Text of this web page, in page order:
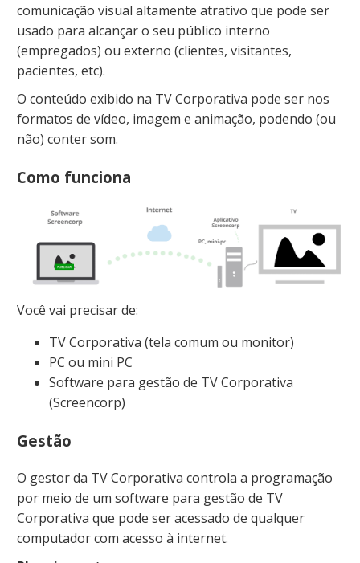
comunicação visual altamente atrativo que pode ser
usado para alcançar o seu público interno
(empregados) ou externo (clientes, visitantes,
pacientes, etc).
O conteúdo exibido na TV Corporativa pode ser nos
formatos de vídeo, imagem e animação, podendo (ou
não) conter som.
Como funciona
Você vai precisar de:
TV Corporativa (tela comum ou monitor)
PC ou mini PC
Software para gestão de TV Corporativa
(Screencorp)
Gestão
O gestor da TV Corporativa controla a programação
por meio de um software para gestão de TV
Corporativa que pode ser acessado de qualquer
computador com acesso à internet.